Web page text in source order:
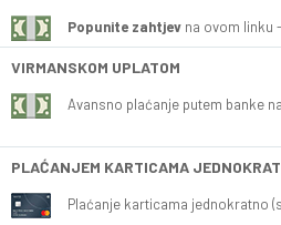
Popunite zahtjev na ovom linku -
VIRMANSKOM UPLATOM
Avansno plaćanje putem banke
PLAĆANJEM KARTICAMA
Plaćanje karticama jednokratno